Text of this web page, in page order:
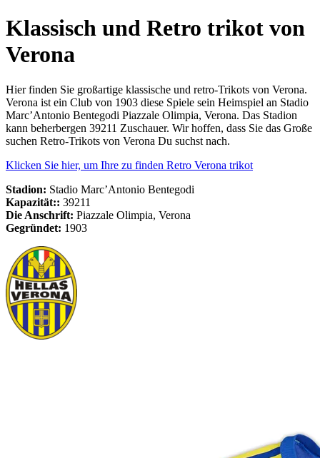
Klassisch und Retro trikot von
Verona
Hier finden Sie großartige klassische und retro-Trikots von Verona.
Verona ist ein Club von 1903 diese Spiele sein Heimspiel an Stadio
Marc’Antonio Bentegodi Piazzale Olimpia, Verona. Das Stadion
kann beherbergen 39211 Zuschauer. Wir hoffen, dass Sie das Große
suchen Retro-Trikots von Verona Du suchst nach.
Klicken Sie hier, um Ihre zu finden Retro Verona trikot
Stadion: Stadio Marc’Antonio Bentegodi
Kapazität:: 39211
Die Anschrift: Piazzale Olimpia, Verona
Gegründet: 1903